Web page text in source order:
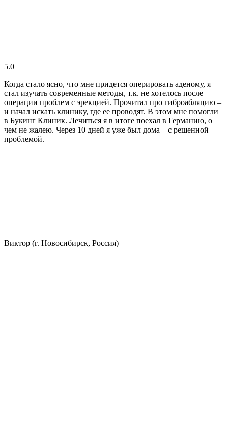
5.0
Когда стало ясно, что мне придется оперировать аденому, я
стал изучать современные методы, т.к. не хотелось после
операции проблем с эрекцией. Прочитал про гиброабляцию –
и начал искать клинику, где ее проводят. В этом мне помогли
в Букинг Клиник. Лечиться я в итоге поехал в Германию, о
чем не жалею. Через 10 дней я уже был дома – с решенной
проблемой.
Виктор (г. Новосибирск, Россия)